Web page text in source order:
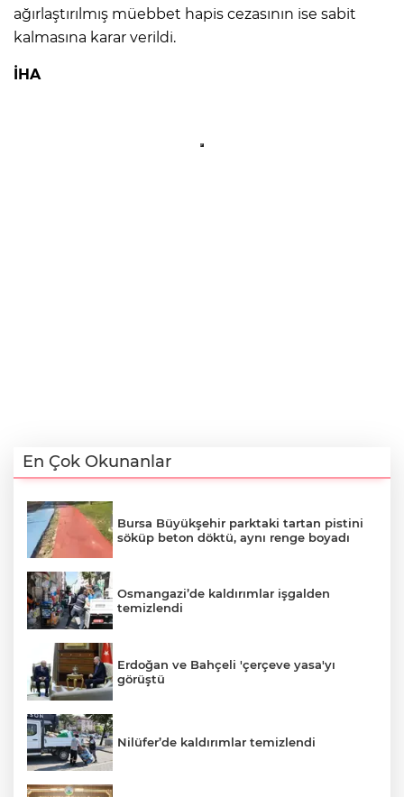
ağırlaştırılmış müebbet hapis cezasının ise sabit
kalmasına karar verildi.
İHA
En Çok Okunanlar
Bursa Büyükşehir parktaki tartan pistini
söküp beton döktü, aynı renge boyadı
Osmangazi’de kaldırımlar işgalden
temizlendi
Erdoğan ve Bahçeli 'çerçeve yasa'yı
görüştü
Nilüfer’de kaldırımlar temizlendi